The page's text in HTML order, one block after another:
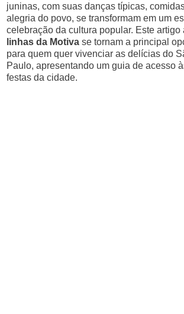
juninas, com suas danças típicas,
alegria do povo, se transformam em um
celebração da cultura popular. Este artigo
linhas da Motiva se tornam a principal
para quem quer vivenciar as delícias do
Paulo, apresentando um guia de acesso
festas da cidade.